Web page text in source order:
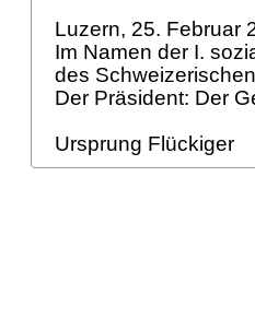
Luzern, 25. Februar
Im Namen der I.
des
Der Präsident: Der
Ursprung Flückiger